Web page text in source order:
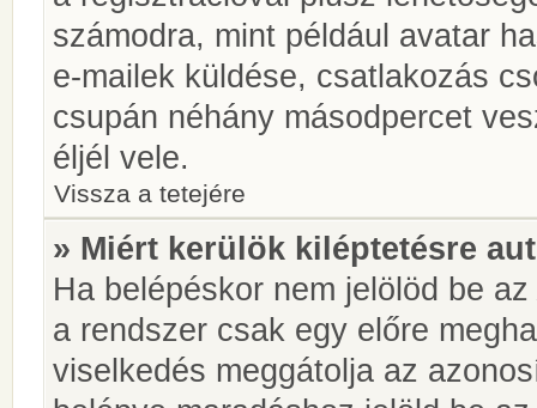
számodra, mint például avatar
e-mailek küldése, csatlakozás
csupán néhány másodpercet
éljél vele.
Vissza a tetejére
» Miért kerülök kiléptetésre
Ha belépéskor nem jelölöd be az
a rendszer csak egy előre
viselkedés meggátolja az